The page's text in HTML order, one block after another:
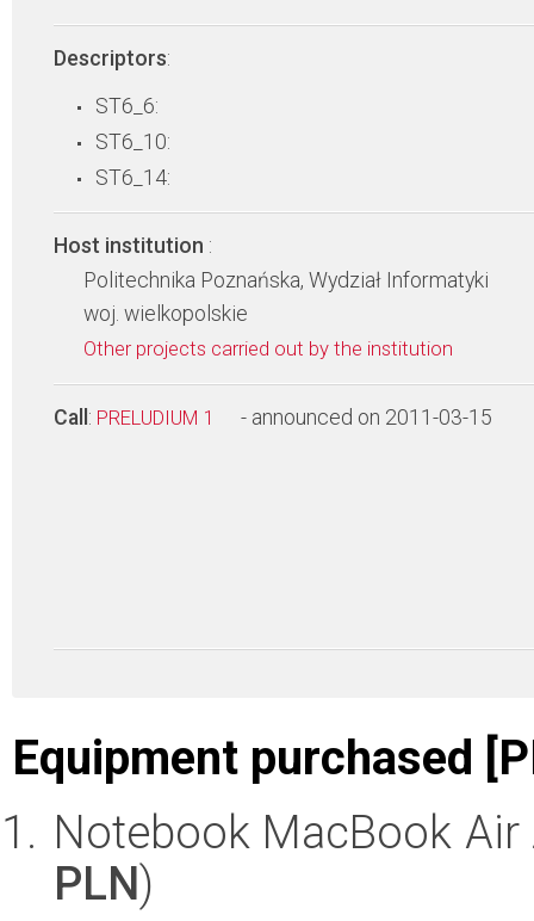
Descriptors:
ST6_6:
ST6_10:
ST6_14:
Host institution :
Politechnika Poznańska, Wydział Informatyki
woj. wielkopolskie
Other projects carried out by the institution
Call : PRELUDIUM 1 - announced on 2011-03-15
Equipment purchased
Notebook MacBook
PLN)